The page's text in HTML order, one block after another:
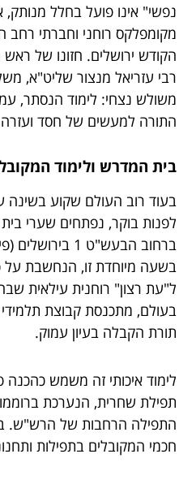
נפשי" אינו פועל בחלל מנותק,
מקומפלקס רוחני וחברתי רחב
הקודש ירושלים. חזונו של
רבי עזריאל מנצור שליט"א,
משולש נצחי: לימוד הנסתר,
התורה למעשים של חסד
בית המדרש ולימוד
לפנות בוקר, נפתחים שערי
בשעה מיוחדת זו, הנחשבת על
ל"עת רצון" רוחנית עילאית
בעולם, מתכנסת קבוצת תלמידי
תורת הקבלה בעיון עמוק.
לימוד איכותי זה משמש כהכנה
תפילת שחרית, הנערכת
התפילה הרחבות של הרש"ש.
חכמי המקובלים בתפילות